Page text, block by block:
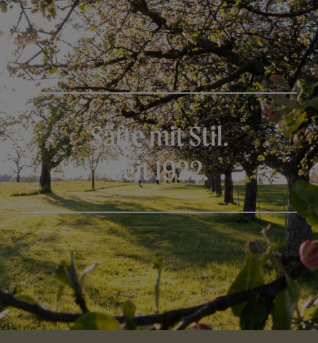
Säfte mit Stil.
Seit 1922.